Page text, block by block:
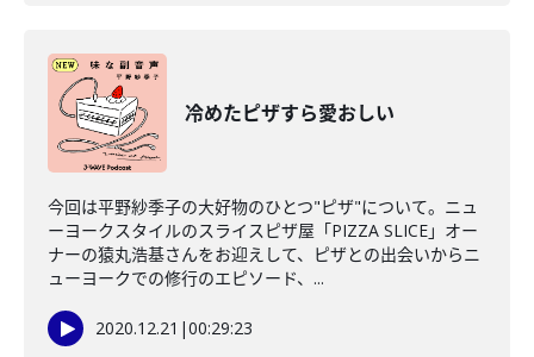
冷めたピザすら愛おしい
今回は平野紗季子の大好物のひとつ"ピザ"について。ニュ
ーヨークスタイルのスライスピザ屋「PIZZA SLICE」オー
ナーの猿丸浩基さんをお迎えして、ピザとの出会いからニ
ューヨークでの修行のエピソード、...
2020.12.21 |00:29:23